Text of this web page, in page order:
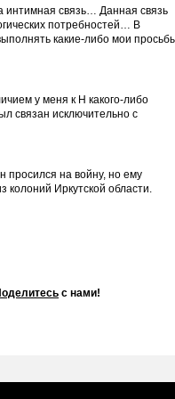
интимная связь… Данная связь
потребностей… В
какие-либо мои
у меня к Н какого-либо
связан исключительно с
просился на войну, но ему
колоний Иркутской области.
с нами!